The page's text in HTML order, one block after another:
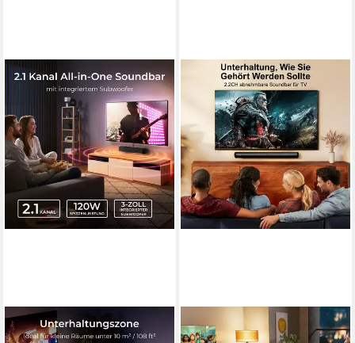
ULTIMEA
Poseidon M20 Soundbar 2.1-
ULTIMEA
Teilbare 2-in-1 Soundbar 2.2